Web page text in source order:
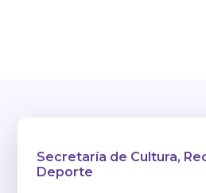
Secretaría de Cultura,
Deporte